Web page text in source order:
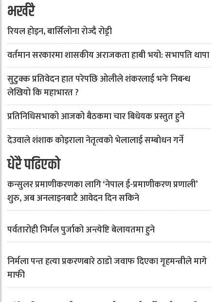
भर्खरै
रियल होइन, बार्सिलोना रोज्दै रोड्री
वर्तमान सरकारमा शासकीय अराजकता हाबी भयो: सभापति थापा
सुटुक्क प्रतिवेदन हात परेपछि ओलीले शंकरलाई भनेः निबन्ध
लेखियो कि महाभारत ?
प्रतिनिधिसभाको आजको बैठकमा चार बिधेयक प्रस्तुत हुने
देउवाले शंशाक कोइराला नेतृत्वको भेलालाई सम्बोधन गर्ने
धेरै पढिएको
कन्सुलर प्रमाणीकरणका लागि ‘नेपाल ई-प्रमाणीकरण प्रणाली’
शुरु, अब अनलाइनबाटै आवेदन दिन सकिने
पर्वतारोही निर्मल पुर्जाको अन्त्येष्टि बेलायतमा हुने
निर्मला पन्त हत्या प्रकरणबारे ठाडो जवाफ दिएका गृहमन्त्रीले मागे
माफी